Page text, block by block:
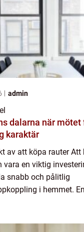
admin
när mötet får egen
karaktär
av att köpa rauter Att
vara en viktig
snabb och pålitlig
i hemmet.